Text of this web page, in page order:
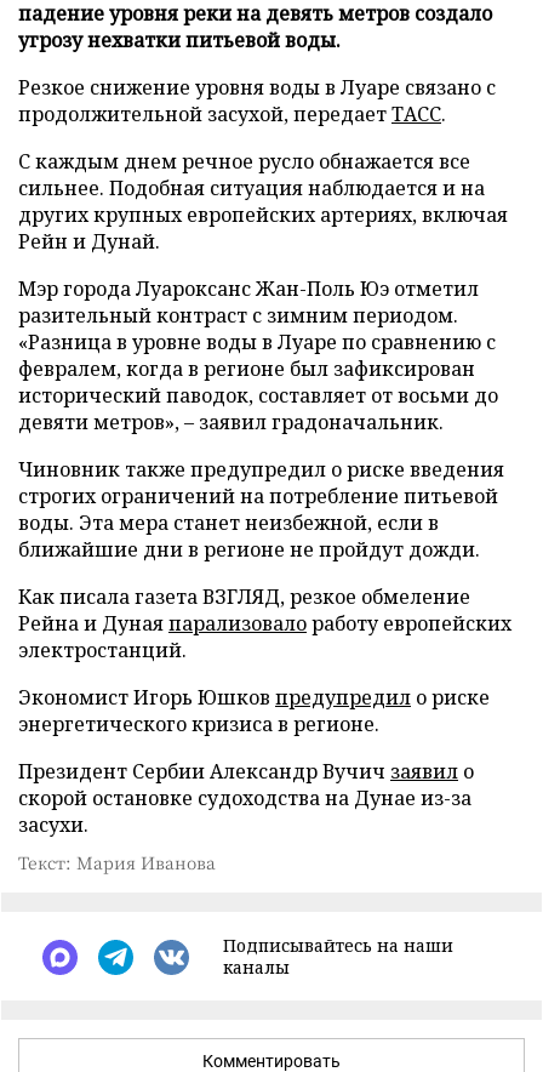
падение уровня реки на девять метров создало
угрозу нехватки питьевой воды.
Резкое снижение уровня воды в Луаре связано с
продолжительной засухой, передаетТАСС.
С каждым днем речное русло обнажается все
сильнее. Подобная ситуация наблюдается и на
других крупных европейских артериях, включая
Рейн и Дунай.
Мэр города Луароксанс Жан-Поль Юэ отметил
разительный контраст с зимним периодом.
«Разница в уровне воды в Луаре по сравнению с
февралем, когда в регионе был зафиксирован
исторический паводок, составляет от восьми до
девяти метров», – заявил градоначальник.
Чиновник также предупредил о риске введения
строгих ограничений на потребление питьевой
воды. Эта мера станет неизбежной, если в
ближайшие дни в регионе не пройдут дожди.
Как писала газета ВЗГЛЯД, резкое обмеление
Рейна и Дунаяпарализовалоработу европейских
электростанций.
Экономист Игорь Юшков предупредил о риске
энергетического кризиса в регионе.
Президент Сербии Александр Вучич заявил о
скорой остановке судоходства на Дунае из-за
засухи.
Текст: Мария Иванова
Подписывайтесь на наши
каналы
Комментировать